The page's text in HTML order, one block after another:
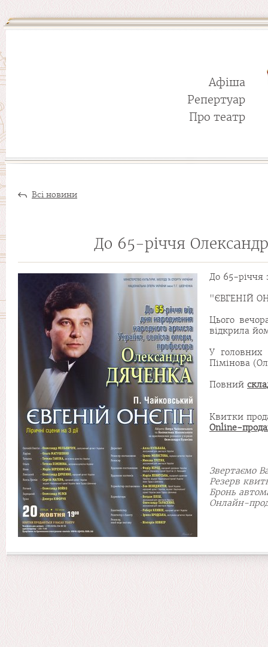
Афіша
Репертуар
Про театр
Всі новини
До 65-річчя
До 65-річчя
"ЄВГЕНІЙ
Цього
відкрила
У головних
Пімінова
Повний
Квитки
Online-
Звертаємо
Резерв
Бронь
Онлайн-